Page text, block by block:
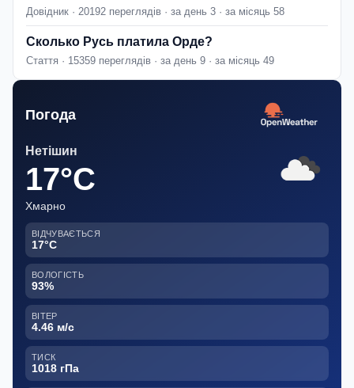
Довідник · 20192 переглядів · за день 3 · за місяць 58
Сколько Русь платила Орде?
Стаття · 15359 переглядів · за день 9 · за місяць 49
Погода
Нетішин
17°C
Хмарно
ВІДЧУВАЄТЬСЯ
17°C
ВОЛОГІСТЬ
93%
ВІТЕР
4.46 м/с
ТИСК
1018 гПа